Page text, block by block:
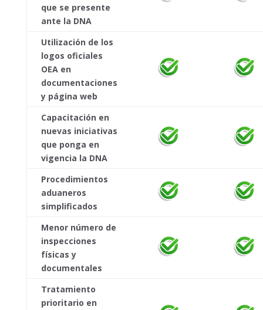
que se presente
ante la DNA
Utilización de los
logos oficiales
OEA en
documentaciones
y página web
Capacitación en
nuevas iniciativas
que ponga en
vigencia la DNA
Procedimientos
aduaneros
simplificados
Menor número de
inspecciones
físicas y
documentales
Tratamiento
prioritario en